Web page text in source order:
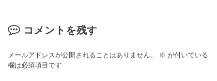
コメントを残す
メールアドレスが公開されることはありません。 ※ が付いている
欄は必須項目です